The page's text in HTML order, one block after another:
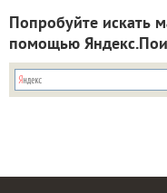
Попробуйте искать
помощью